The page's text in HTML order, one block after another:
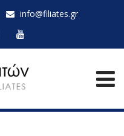
info@filiates.gr